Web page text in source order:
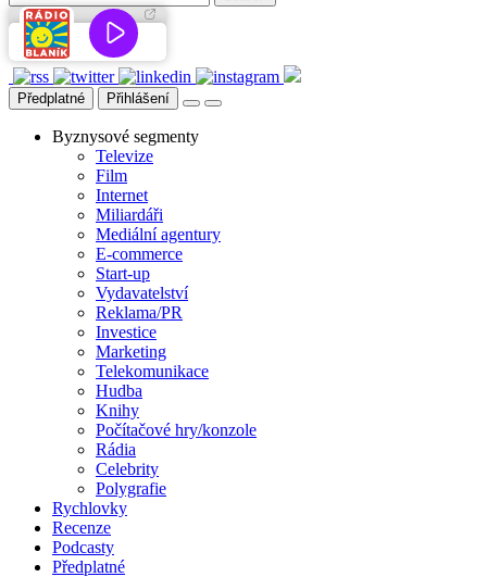
Předplatné Přihlášení
Byznysové segmenty
Televize
Film
Internet
Miliardáři
Mediální agentury
E-commerce
Start-up
Vydavatelství
Reklama/PR
Investice
Marketing
Telekomunikace
Hudba
Knihy
Počítačové hry/konzole
Rádia
Celebrity
Polygrafie
Rychlovky
Recenze
Podcasty
Předplatné